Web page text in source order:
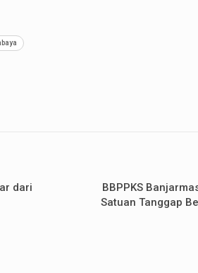
dari
BBPPKS
Satuan Tanggap